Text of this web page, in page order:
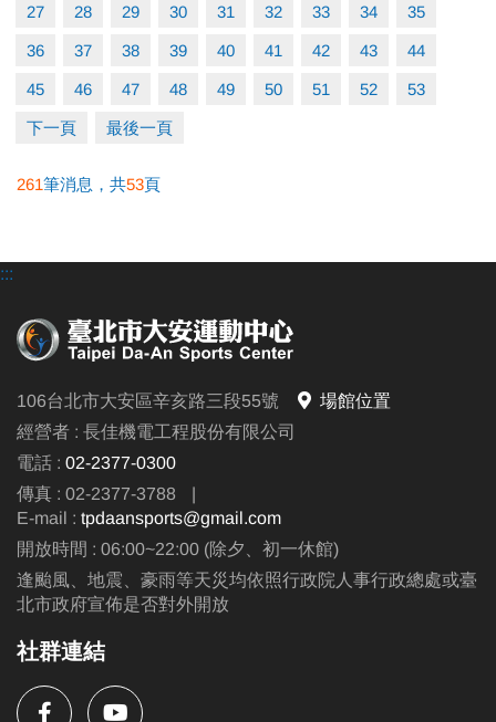
27 28 29 30 31 32 33 34 35
36 37 38 39 40 41 42 43 44
45 46 47 48 49 50 51 52 53
下一頁 最後一頁
261筆消息，共53頁
:::
106台北市大安區辛亥路三段55號
場館位置
經營者 : 長佳機電工程股份有限公司
電話 : 02-2377-0300
傳真 : 02-2377-3788
|
E-mail : tpdaansports@gmail.com
開放時間 : 06:00~22:00 (除夕、初一休館)
逢颱風、地震、豪雨等天災均依照行政院人事行政總處或臺
北市政府宣佈是否對外開放
社群連結